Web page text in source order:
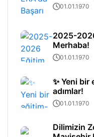
01.01.1970
2025-
Merhaba!
01.01.1970
✨ Yeni bir
adımlar!
01.01.1970
Dilimizin